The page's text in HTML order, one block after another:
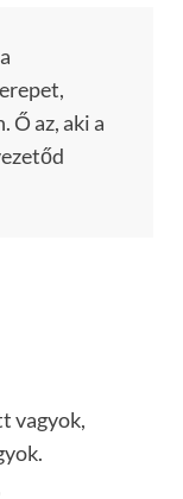
Ő az, aki a
vagyok,